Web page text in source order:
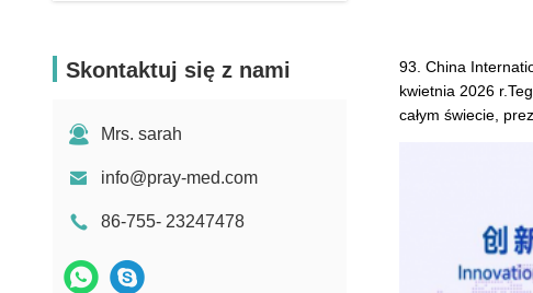
Skontaktuj się z nami
Mrs. sarah
info@pray-med.com
86-755- 23247478
93. China
kwietnia 2026
całym świecie,